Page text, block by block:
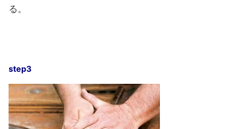
る。
step3